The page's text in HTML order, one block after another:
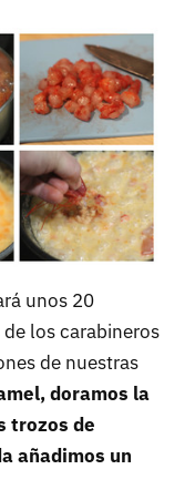
unos 20
los carabineros
de nuestras
doramos la
trozos de
añadimos un